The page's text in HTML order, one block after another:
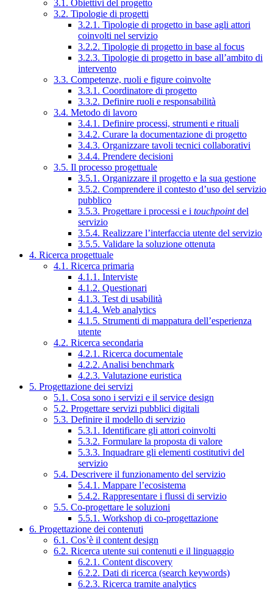
3.1. Obiettivi del progetto
3.2. Tipologie di progetti
3.2.1. Tipologie di progetto in base agli attori
coinvolti nel servizio
3.2.2. Tipologie di progetto in base al focus
3.2.3. Tipologie di progetto in base all’ambito di
intervento
3.3. Competenze, ruoli e figure coinvolte
3.3.1. Coordinatore di progetto
3.3.2. Definire ruoli e responsabilità
3.4. Metodo di lavoro
3.4.1. Definire processi, strumenti e rituali
3.4.2. Curare la documentazione di progetto
3.4.3. Organizzare tavoli tecnici collaborativi
3.4.4. Prendere decisioni
3.5. Il processo progettuale
3.5.1. Organizzare il progetto e la sua gestione
3.5.2. Comprendere il contesto d’uso del servizio
pubblico
3.5.3. Progettare i processi e i touchpointdel
servizio
3.5.4. Realizzare l’interfaccia utente del servizio
3.5.5. Validare la soluzione ottenuta
4. Ricerca progettuale
4.1. Ricerca primaria
4.1.1. Interviste
4.1.2. Questionari
4.1.3. Test di usabilità
4.1.4. Web analytics
4.1.5. Strumenti di mappatura dell’esperienza
utente
4.2. Ricerca secondaria
4.2.1. Ricerca documentale
4.2.2. Analisi benchmark
4.2.3. Valutazione euristica
5. Progettazione dei servizi
5.1. Cosa sono i servizi e il service design
5.2. Progettare servizi pubblici digitali
5.3. Definire il modello di servizio
5.3.1. Identificare gli attori coinvolti
5.3.2. Formulare la proposta di valore
5.3.3. Inquadrare gli elementi costitutivi del
servizio
5.4. Descrivere il funzionamento del servizio
5.4.1. Mappare l’ecosistema
5.4.2. Rappresentare i flussi di servizio
5.5. Co-progettare le soluzioni
5.5.1. Workshop di co-progettazione
6. Progettazione dei contenuti
6.1. Cos’è il content design
6.2. Ricerca utente sui contenuti e il linguaggio
6.2.1. Content discovery
6.2.2. Dati di ricerca (search keywords)
6.2.3. Ricerca tramite analytics